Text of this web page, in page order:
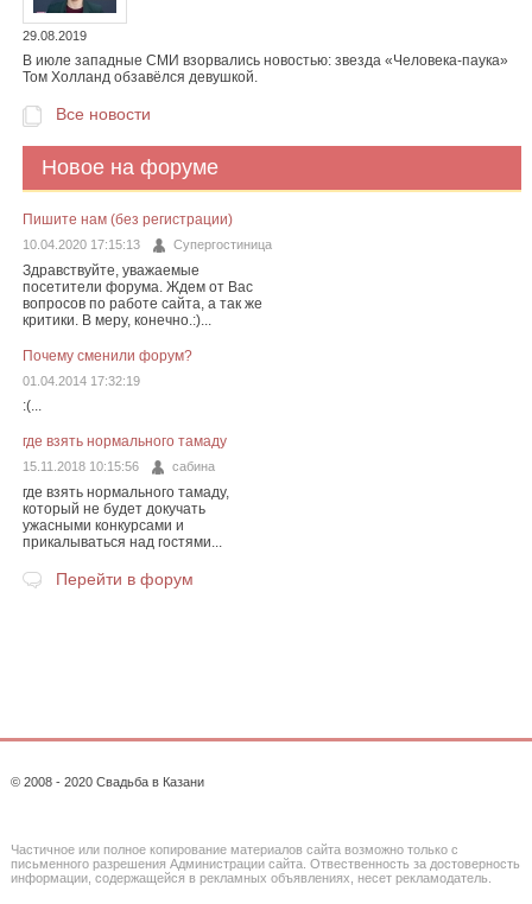
29.08.2019
В июле западные СМИ взорвались новостью: звезда «Человека-паука»
Том Холланд обзавёлся девушкой.
Все новости
Новое на форуме
Пишите нам (без регистрации)
10.04.2020 17:15:13 Супергостиница
Здравствуйте, уважаемые
посетители форума. Ждем от Вас
вопросов по работе сайта, а так же
критики. В меру, конечно.:)...
Почему сменили форум?
01.04.2014 17:32:19
:(...
где взять нормального тамаду
15.11.2018 10:15:56 сабина
где взять нормального тамаду,
который не будет докучать
ужасными конкурсами и
прикалываться над гостями...
Перейти в форум
© 2008 - 2020 Свадьба в Казани
Частичное или полное копирование материалов сайта возможно только с
письменного разрешения Администрации сайта. Отвественность за достоверность
информации, содержащейся в рекламных объявлениях, несет рекламодатель.